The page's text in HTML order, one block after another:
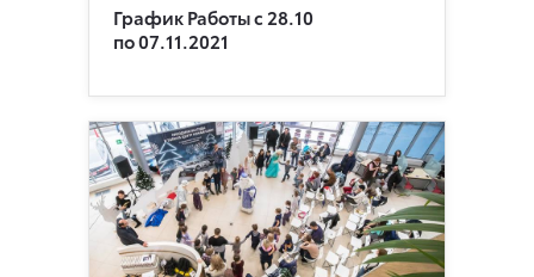
График Работы с 28.10
по 07.11.2021